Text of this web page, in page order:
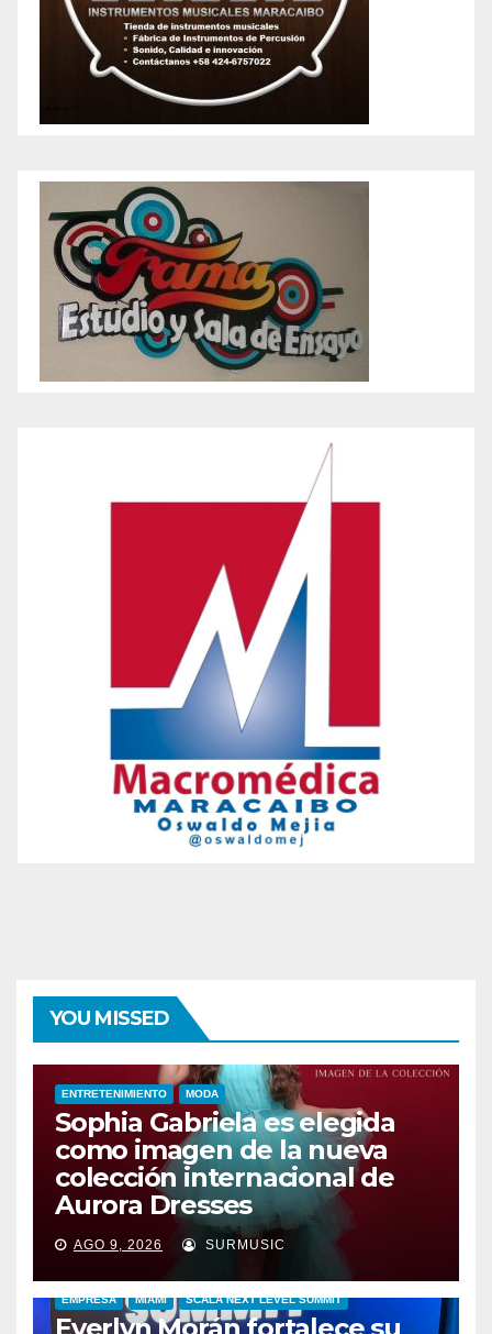
YOU MISSED
ENTRETENIMIENTO MODA
Sophia Gabriela es elegida
como imagen de la nueva
colección internacional de
Aurora Dresses
AGO 9, 2026 SURMUSIC
EMPRESA MIAMI SCALA NEXT LEVEL SUMMIT